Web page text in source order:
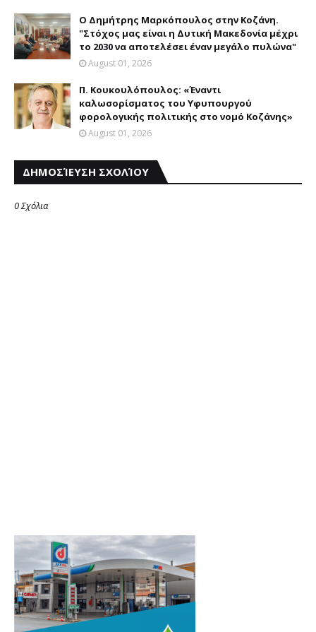
Ο Δημήτρης Μαρκόπουλος στην Κοζάνη.
"Στόχος μας είναι η Δυτική Μακεδονία μέχρι
το 2030 να αποτελέσει έναν μεγάλο πυλώνα"
August 01, 2026
Π. Κουκουλόπουλος: «Έναντι
καλωσορίσματος του Υφυπουργού
φορολογικής πολιτικής στο νομό Κοζάνης»
August 01, 2026
ΔΗΜΟΣΊΕΥΣΗ ΣΧΟΛΊΟΥ
0 Σχόλια